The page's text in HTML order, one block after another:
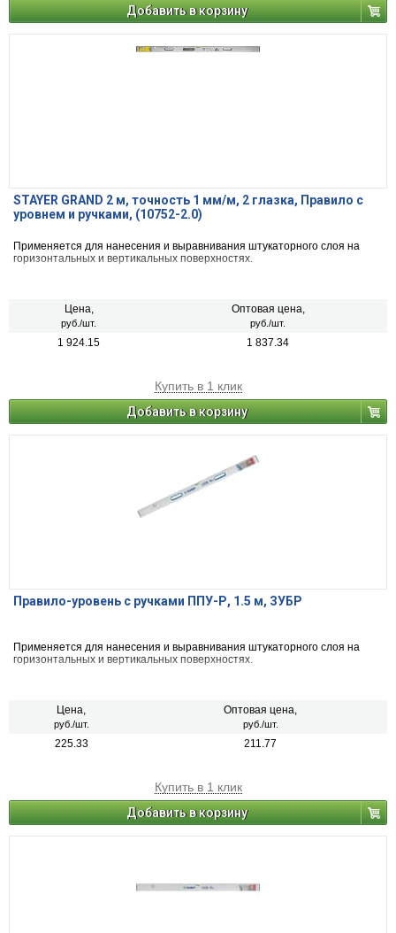
Добавить в корзину
STAYER GRAND 2 м, точность 1 мм/м, 2 глазка, Правило с
уровнем и ручками, (10752-2.0)
Применяется для нанесения и выравнивания штукаторного слоя на
горизонтальных и вертикальных поверхностях.
Цена,
руб./шт.
Оптовая цена,
руб./шт.
1 924.15 1 837.34
Купить в 1 клик
Добавить в корзину
Правило-уровень с ручками ППУ-Р, 1.5 м, ЗУБР
Применяется для нанесения и выравнивания штукаторного слоя на
горизонтальных и вертикальных поверхностях.
Цена,
руб./шт.
Оптовая цена,
руб./шт.
225.33 211.77
Купить в 1 клик
Добавить в корзину